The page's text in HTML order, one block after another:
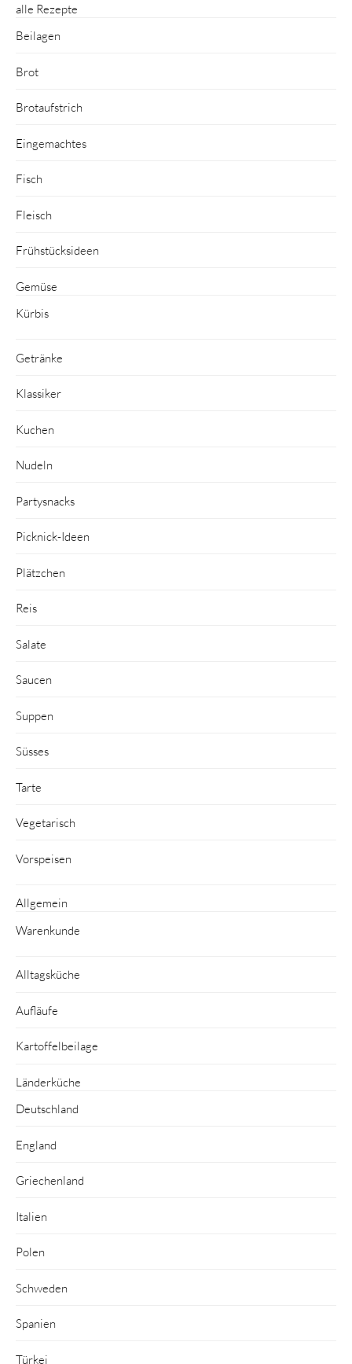
alle Rezepte
Beilagen
Brot
Brotaufstrich
Eingemachtes
Fisch
Fleisch
Frühstücksideen
Gemüse
Kürbis
Getränke
Klassiker
Kuchen
Nudeln
Partysnacks
Picknick-Ideen
Plätzchen
Reis
Salate
Saucen
Suppen
Süsses
Tarte
Vegetarisch
Vorspeisen
Allgemein
Warenkunde
Alltagsküche
Aufläufe
Kartoffelbeilage
Länderküche
Deutschland
England
Griechenland
Italien
Polen
Schweden
Spanien
Türkei